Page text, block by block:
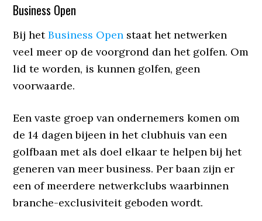
Business Open
Bij hetBusiness Open staat het netwerken
veel meer op de voorgrond dan het golfen. Om
lid te worden, is kunnen golfen, geen
voorwaarde.
Een vaste groep van ondernemers komen om
de 14 dagen bijeen in het clubhuis van een
golfbaan met als doel elkaar te helpen bij het
generen van meer business. Per baan zijn er
een of meerdere netwerkclubs waarbinnen
branche-exclusiviteit geboden wordt.